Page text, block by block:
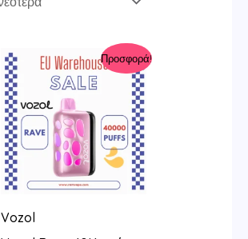
Προσφορά!
Vozol